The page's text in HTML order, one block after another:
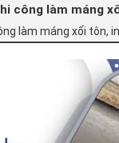
công làm máng
làm máng xối tôn,